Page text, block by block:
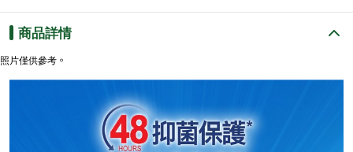
商品詳情
照片僅供參考。